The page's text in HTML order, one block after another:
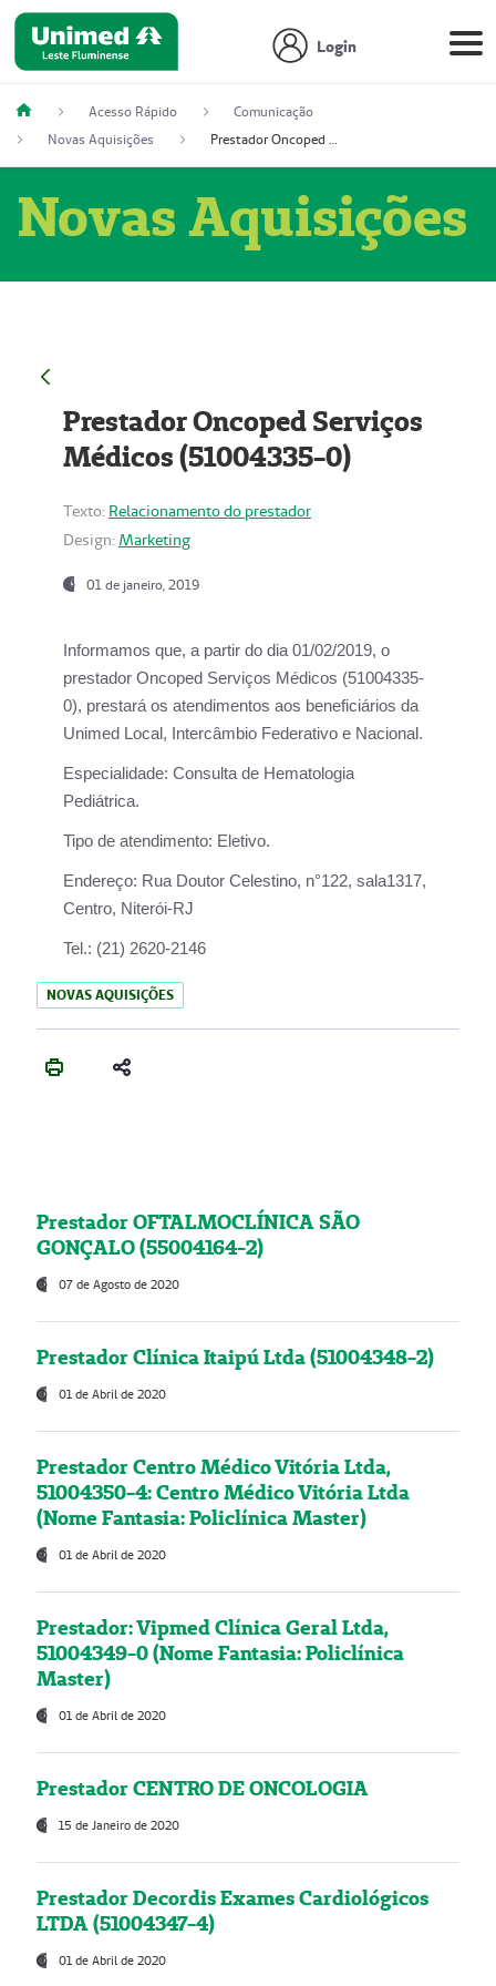
Login
Acesso Rápido
Comunicação
Novas Aquisições
Prestador Oncoped Serviços Médicos (51004335-0)
Novas Aquisições
Prestador Oncoped Serviços
Médicos (51004335-0)
Texto: Relacionamento do prestador
Design: Marketing
01 de janeiro, 2019
Informamos que, a partir do dia 01/02/2019, o
prestador Oncoped Serviços Médicos (51004335-
0), prestará os atendimentos aos beneficiários da
Unimed Local, Intercâmbio Federativo e Nacional.
Especialidade: Consulta de Hematologia
Pediátrica.
Tipo de atendimento: Eletivo.
Endereço: Rua Doutor Celestino, n°122, sala1317,
Centro, Niterói-RJ
Tel.: (21) 2620-2146
NOVAS AQUISIÇÕES
Prestador OFTALMOCLÍNICA SÃO
GONÇALO (55004164-2)
07 de Agosto de 2020
Prestador Clínica Itaipú Ltda (51004348-2)
01 de Abril de 2020
Prestador Centro Médico Vitória Ltda,
51004350-4: Centro Médico Vitória Ltda
(Nome Fantasia: Policlínica Master)
01 de Abril de 2020
Prestador: Vipmed Clínica Geral Ltda,
51004349-0 (Nome Fantasia: Policlínica
Master)
01 de Abril de 2020
Prestador CENTRO DE ONCOLOGIA
15 de Janeiro de 2020
Prestador Decordis Exames Cardiológicos
LTDA (51004347-4)
01 de Abril de 2020